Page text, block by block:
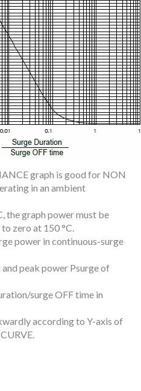
graph is good for NON
in an ambient
the graph power must be
zero at 150 °C.
power in continuous-surge
peak power Psurge of
surge OFF time in
according to Y-axis of